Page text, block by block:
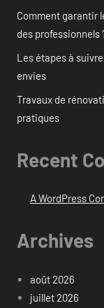
Comment garantir
des professionnels
Les étapes à
envies
Travaux de
pratiques
Recent
A WordPress
Archives
août 2026
juillet 2026